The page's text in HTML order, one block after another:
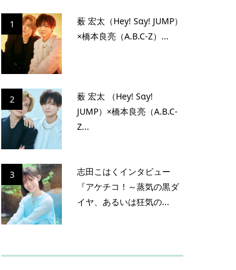
1
薮 宏太（Hey! Sɑy! JUMP）
×橋本良亮（A.B.C-Z）...
2
薮 宏太 （Hey! Sɑy!
JUMP）×橋本良亮（A.B.C-
Z...
3
志田こはくインタビュー
『アケチコ！～蒸気の黒ダ
イヤ、あるいは狂気の...